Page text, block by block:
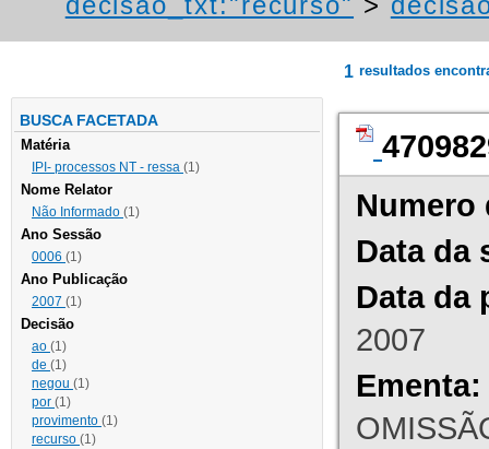
BUSCA FACETADA
Matéria
IPI- processos NT - ressa (1)
Nome Relator
Não Informado (1)
Ano Sessão
0006 (1)
Ano Publicação
2007 (1)
Decisão
ao (1)
de (1)
negou (1)
por (1)
provimento (1)
recurso (1)
1 resultados
Numero
Data da
Data da
2007
Ementa: